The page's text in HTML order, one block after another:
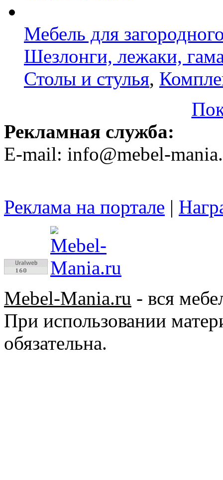
Мебель для
Шезлонги, лежаки,
Столы и стулья,
Рекламная служба:
E-mail: info@mebel-
Реклама на портале |
Mebel-Mania.ru - вся
При использовании
обязательна.